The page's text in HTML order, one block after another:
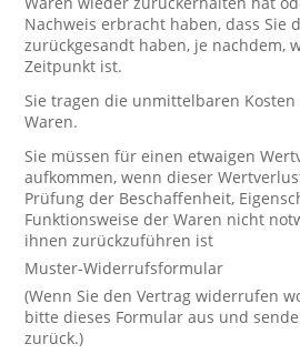
Nachweis erbracht haben, dass Sie
zurückgesandt haben, je nachdem,
Zeitpunkt ist.
Sie tragen die unmittelbaren
Waren.
Sie müssen für einen etwaigen
aufkommen, wenn dieser
Prüfung der Beschaffenheit,
Funktionsweise der Waren nicht
ihnen zurückzuführen ist
Muster-Widerrufsformular
(Wenn Sie den Vertrag widerrufen
bitte dieses Formular aus und
zurück.)